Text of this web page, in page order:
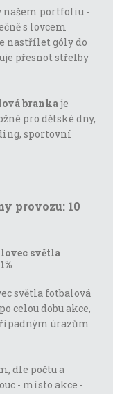
našem portfoliu -
s lovcem
nastřílet góly do
přesnot střelby
brankaje
pro dětské dny,
sportovní
provozu: 10
světla
světla fotbalová
celou dobu akce,
úrazům
dle počtu a
- místo akce -